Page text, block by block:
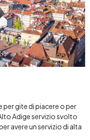
gite di piacere o per
Adige servizio svolto
avere un servizio di alta